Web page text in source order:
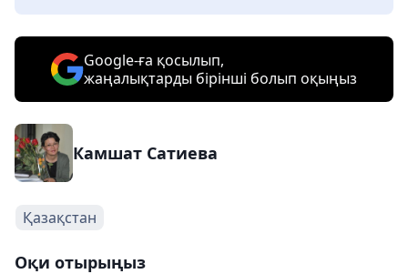
Google-ға қосылып,
жаңалықтарды бірінші болып оқыңыз
Камшат Сатиева
Қазақстан
Оқи отырыңыз